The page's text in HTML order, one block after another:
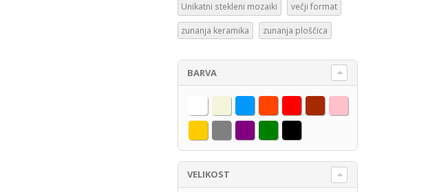
Unikatni stekleni mozaiki večji format
zunanja keramika zunanja ploščica
BARVA
VELIKOST